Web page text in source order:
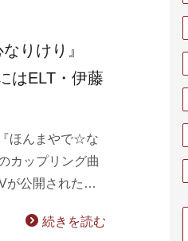
りけり』
はELT・伊藤
ほんまやで☆な
カップリング曲
が公開された…
続きを読む